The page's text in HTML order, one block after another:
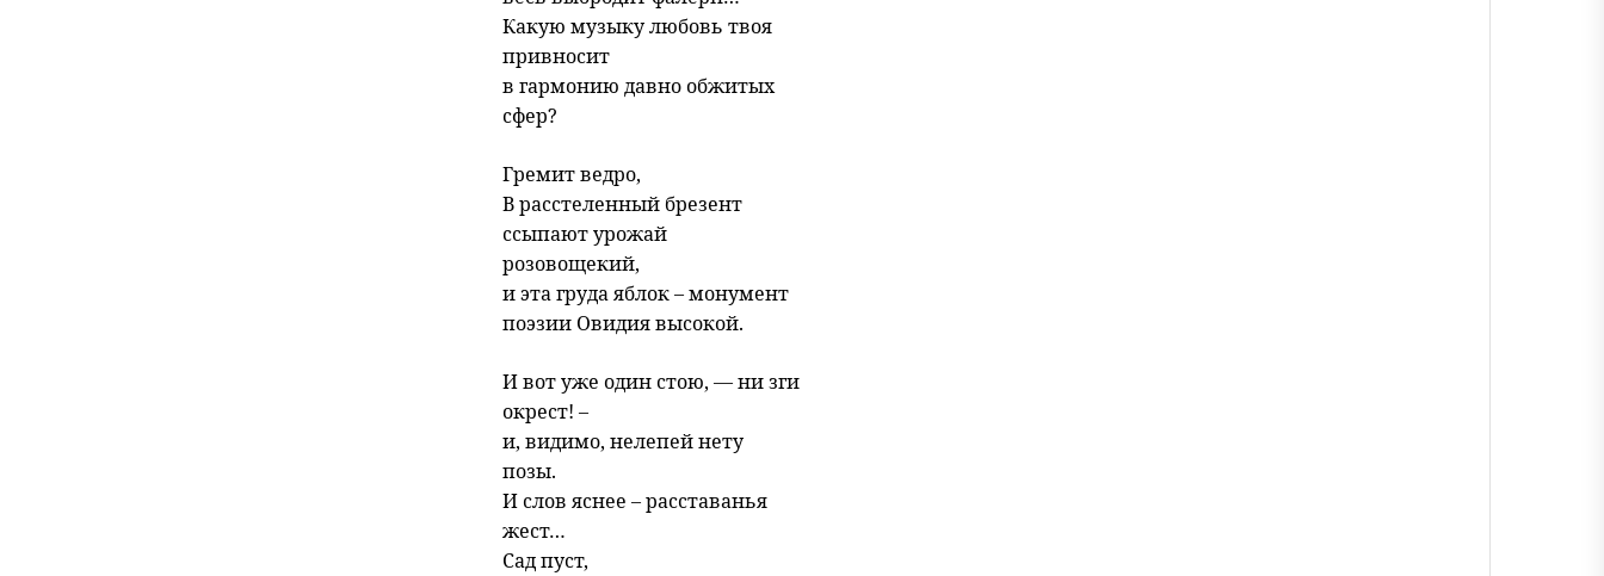
Какую музыку любовь твоя
привносит
в гармонию давно обжитых
сфер?
Гремит ведро,
В расстеленный брезент
ссыпают урожай
розовощекий,
и эта груда яблок – монумент
поэзии Овидия высокой.
И вот уже один стою, — ни зги
окрест! –
и, видимо, нелепей нету
позы.
И слов яснее – расставанья
жест…
Сад пуст,